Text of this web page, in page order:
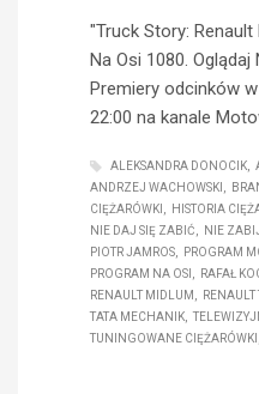
"Truck Story: Renault
Na Osi 1080. Oglądaj
Premiery odcinków
22:00 na kanale
ALEKSANDRA DONOCIK
ANDRZEJ WACHOWSKI
CIĘŻARÓWKI
HISTORIA
NIE DAJ SIĘ ZABIĆ
NIE
PIOTR JAMROS
PROGRAM
PROGRAM NA OSI
RAFAŁ
RENAULT MIDLUM
RENAULT
TATA MECHANIK
TUNINGOWANE CIĘŻARÓWKI